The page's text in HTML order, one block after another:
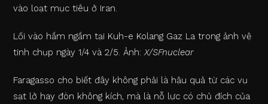
vào loạt mục tiêu ở Iran.
Lối vào hầm ngầm tại Kuh-e Kolang Gaz La trong ảnh vệ
tinh chụp ngày 1/4 và 2/5. Ảnh:X/SFnuclear
Faragasso cho biết đây không phải là hậu quả từ các vụ
sạt lở hay đòn không kích, mà là nỗ lực có chủ đích của